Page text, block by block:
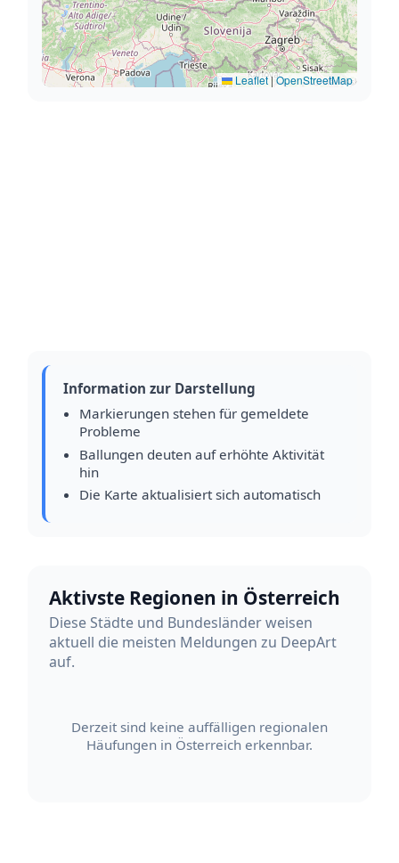
Leaflet| OpenStreetMap
Information zur Darstellung
Markierungen stehen für gemeldete
Probleme
Ballungen deuten auf erhöhte Aktivität
hin
Die Karte aktualisiert sich automatisch
Aktivste Regionen in Österreich
Diese Städte und Bundesländer weisen
aktuell die meisten Meldungen zu DeepArt
auf.
Derzeit sind keine auffälligen regionalen
Häufungen in Österreich erkennbar.